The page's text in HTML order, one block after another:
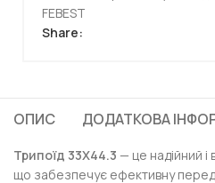
FEBEST
Share:
ОПИС ДОДАТКОВА
Трипоїд 33X44.3 — це надійний
що забезпечує ефективну